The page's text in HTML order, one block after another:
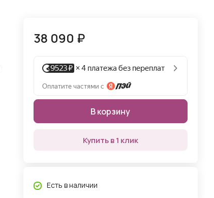
38 090 ₽
В корзину
Купить в 1 клик
Есть в наличии